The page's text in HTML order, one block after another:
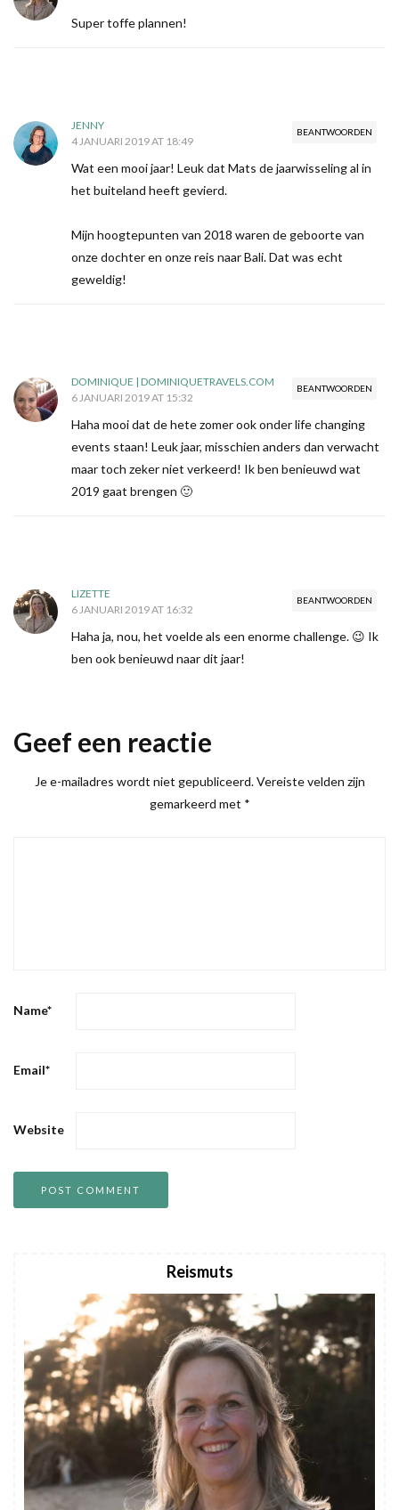
Super toffe plannen!
BEANTWOORDEN
JENNY
4 JANUARI 2019 AT 18:49
Wat een mooi jaar! Leuk dat Mats de jaarwisseling al in
het buiteland heeft gevierd.
Mijn hoogtepunten van 2018 waren de geboorte van
onze dochter en onze reis naar Bali. Dat was echt
geweldig!
BEANTWOORDEN
DOMINIQUE | DOMINIQUETRAVELS.COM
6 JANUARI 2019 AT 15:32
Haha mooi dat de hete zomer ook onder life changing
events staan! Leuk jaar, misschien anders dan verwacht
maar toch zeker niet verkeerd! Ik ben benieuwd wat
2019 gaat brengen 🙂
BEANTWOORDEN
LIZETTE
6 JANUARI 2019 AT 16:32
Haha ja, nou, het voelde als een enorme challenge. 😉 Ik
ben ook benieuwd naar dit jaar!
Geef een reactie
Je e-mailadres wordt niet gepubliceerd. Vereiste velden zijn
gemarkeerd met *
Name*
Email*
Website
Reismuts